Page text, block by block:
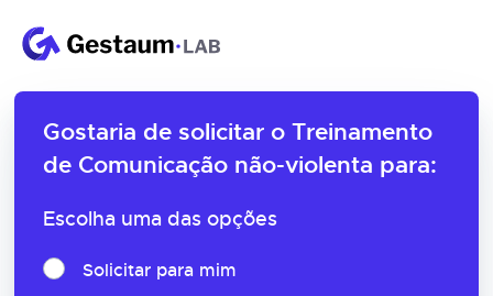
Gostaria de solicitar o Treinamento
de Comunicação não-violenta para:
Escolha uma das opções
Solicitar para mim